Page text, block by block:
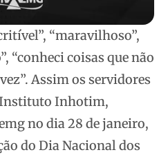
“maravilhoso”,
“conheci coisas que não
Assim os servidores
Inhotim,
no dia 28 de janeiro,
do Dia Nacional dos